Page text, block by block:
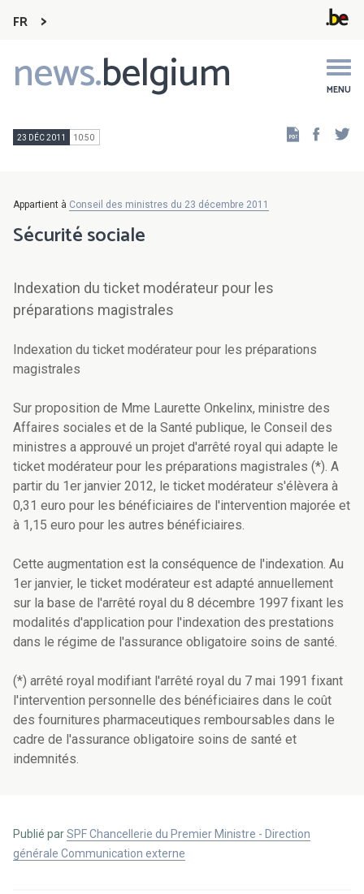
FR
news.belgium MENU
Main
navigation
23 DÉC 2011 10:50
Appartient à Conseil des ministres du 23 décembre 2011
Sécurité sociale
Indexation du ticket modérateur pour les
préparations magistrales
Indexation du ticket modérateur pour les préparations
magistrales
Sur proposition de Mme Laurette Onkelinx, ministre des
Affaires sociales et de la Santé publique, le Conseil des
ministres a approuvé un projet d'arrêté royal qui adapte le
ticket modérateur pour les préparations magistrales (*). A
partir du 1er janvier 2012, le ticket modérateur s'élèvera à
0,31 euro pour les bénéficiaires de l'intervention majorée et
à 1,15 euro pour les autres bénéficiaires.
Cette augmentation est la conséquence de l'indexation. Au
1er janvier, le ticket modérateur est adapté annuellement
sur la base de l'arrêté royal du 8 décembre 1997 fixant les
modalités d'application pour l'indexation des prestations
dans le régime de l'assurance obligatoire soins de santé.
(*) arrêté royal modifiant l'arrêté royal du 7 mai 1991 fixant
l'intervention personnelle des bénéficiaires dans le coût
des fournitures pharmaceutiques remboursables dans le
cadre de l'assurance obligatoire soins de santé et
indemnités.
Publié parSPF Chancellerie du Premier Ministre - Direction
générale Communication externe